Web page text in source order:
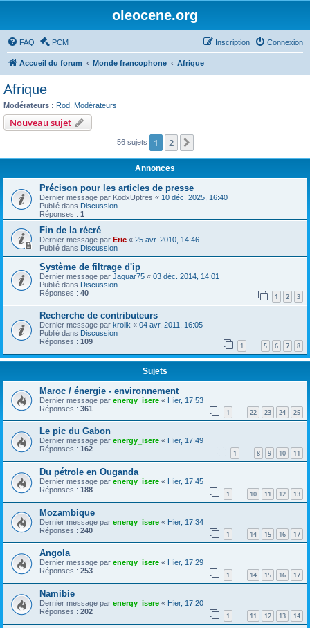
oleocene.org
FAQ PCM Connexion
Inscription
Accueil du forum Monde francophone Afrique
Afrique
Modérateurs : Rod Modérateurs
Nouveau sujet
56 sujets 1 2
Annonces
Précison pour les articles de presse
Dernier message par KodxUptres « 10 déc. 2025, 16:40
Publié dans Discussion
Réponses : 1
Fin de la récré
Dernier message par Eric « 25 avr. 2010, 14:46
Publié dans Discussion
Système de filtrage d'ip
Dernier message par Jaguar75 « 03 déc. 2014, 14:01
Publié dans Discussion
Réponses : 40 1 2 3
Recherche de contributeurs
Dernier message par krolik « 04 avr. 2011, 16:05
Publié dans Discussion
Réponses : 109 1 … 5 6 7 8
Sujets
Maroc / énergie - environnement
Dernier message par energy_isere « Hier, 17:53
Réponses : 361 1 22 23 24 25
Le pic du Gabon
Dernier message par energy_isere « Hier, 17:49
Réponses : 162 1 8 9 10 11
Du pétrole en Ouganda
Dernier message par energy_isere « Hier, 17:45
Réponses : 188 1 … 10 11 12 13
Mozambique
Dernier message par energy_isere « Hier, 17:34
Réponses : 240 1 14 15 16 17
Angola
Dernier message par energy_isere « Hier, 17:29
Réponses : 253 1 … 14 15 16 17
Namibie
Dernier message par energy_isere « Hier, 17:20
Réponses : 202 1 … 11 12 13 14